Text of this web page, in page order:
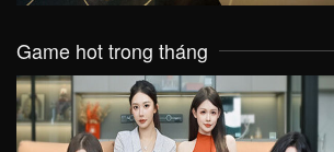
Game hot trong tháng